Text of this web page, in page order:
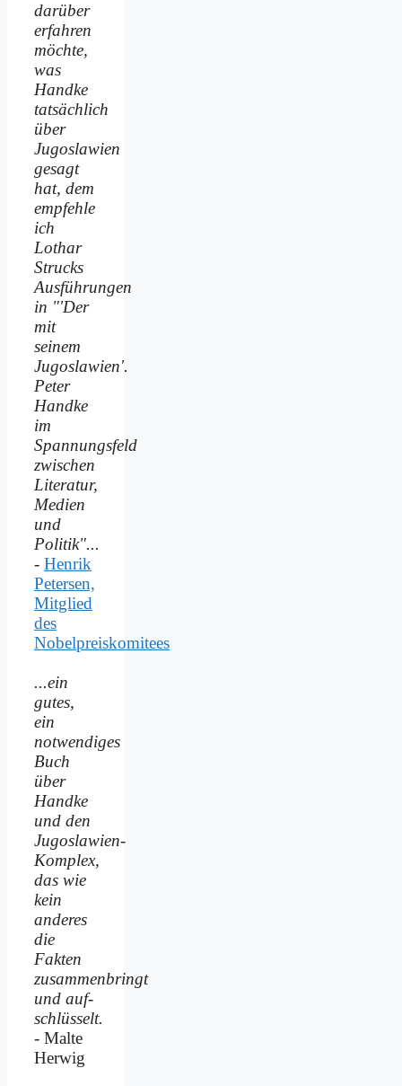
darüber
erfahren
möchte,
was
Handke
tatsächlich
über
Jugoslawien
gesagt
hat, dem
empfehle
ich
Lothar
Strucks
Ausführungen
in "'Der
mit
seinem
Jugoslawien'.
Peter
Handke
im
Spannungsfeld
zwischen
Literatur,
Medien
und
Politik"...
- Henrik
Petersen,
Mitglied
des
Nobelpreiskomitees
...ein
gutes,
ein
notwendiges
Buch
über
Handke
und den
Jugoslawien-
Komplex,
das wie
kein
anderes
die
Fakten
zusammenbringt
und auf­
schlüsselt.
- Malte
Herwig